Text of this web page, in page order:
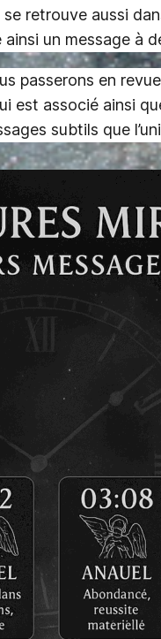
retrouve aussi
un message à
passerons en
est associé ainsi
subtils que